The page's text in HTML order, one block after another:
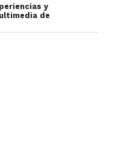
y
de